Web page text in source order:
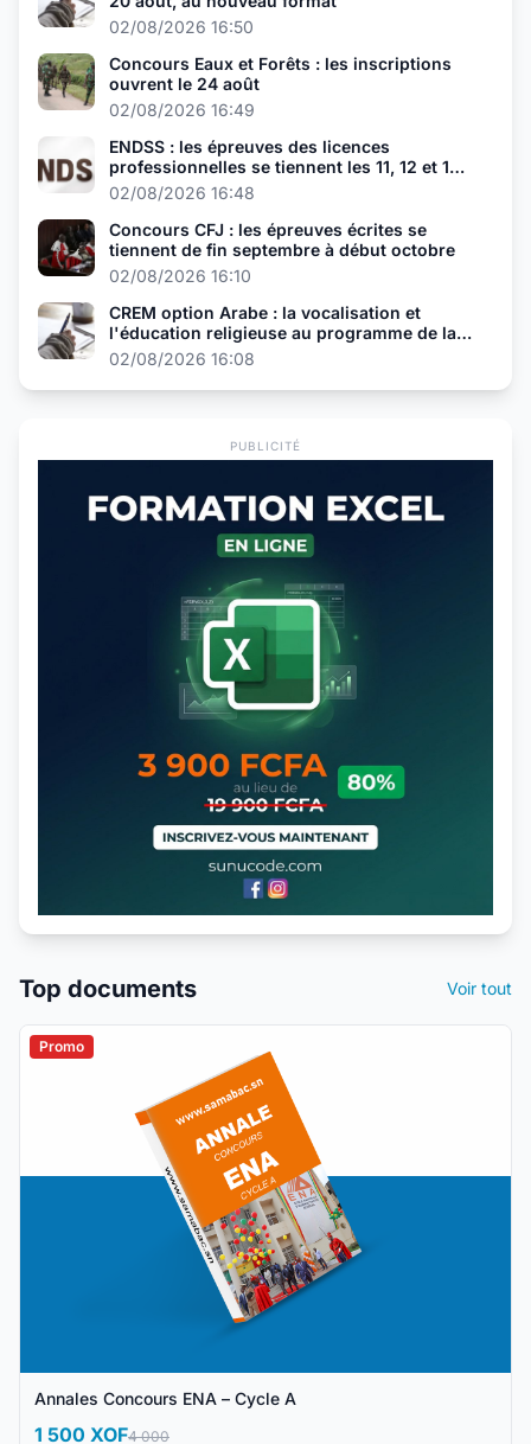
02/08/2026 16:50
Concours Eaux et Forêts : les inscriptions
ouvrent le 24 août
02/08/2026 16:49
ENDSS : les épreuves des licences
professionnelles se tiennent les 11, 12 et 13
août
02/08/2026 16:48
Concours CFJ : les épreuves écrites se
tiennent de fin septembre à début octobre
02/08/2026 16:10
CREM option Arabe : la vocalisation et
l'éducation religieuse au programme de la
présélection
02/08/2026 16:08
PUBLICITÉ
Top documents Voir tout
Promo
Annales Concours ENA – Cycle A
1 500 XOF4 000